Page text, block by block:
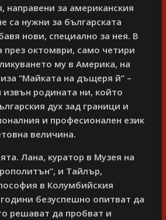
направени за американския
са нужни за българската
нови, специално за нея. В
през октомври, само четири
му в Америка, на
“Майката на дъщеря й” –
родината ни, който
дух зад граници и
и професионален език
величина.
Лана, куратор в Музея на
и Тайлър,
в Колумбийския
безуспешно опитват да
решават да пробват и